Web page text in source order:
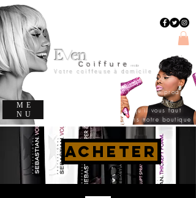
Even
Coiffure evencoiffure
Votre coiffeuse à domicile
Trouvez le produit
capillaire
qu'il vous faut
dans notre boutique
ME
NU
ACHETER